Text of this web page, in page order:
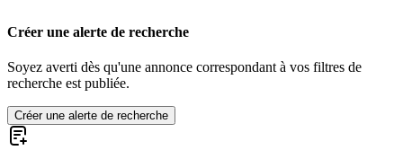
Créer une alerte de recherche
Soyez averti dès qu'une annonce correspondant à vos filtres de
recherche est publiée.
Créer une alerte de recherche